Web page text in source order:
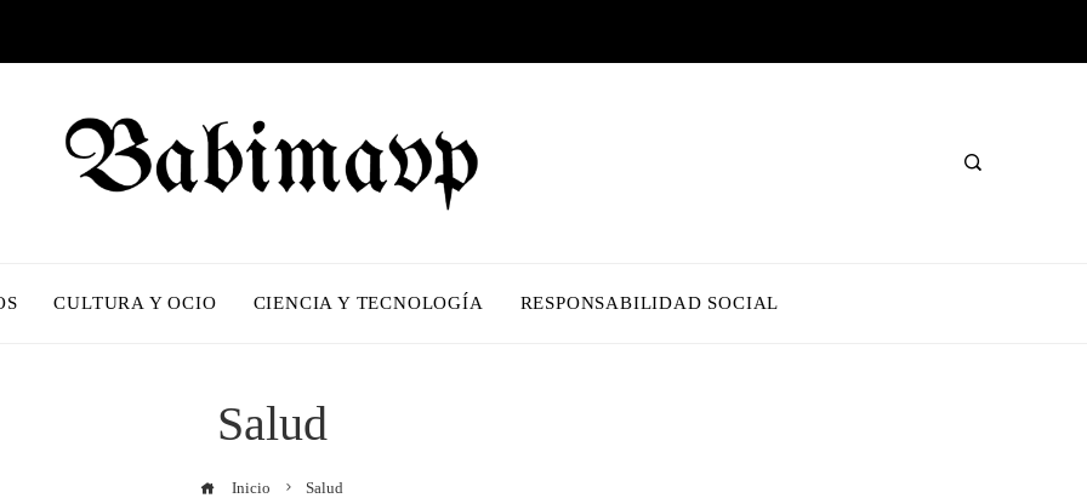
CULTURA Y OCIO CIENCIA Y TECNOLOGÍA RESPONSABILIDAD SOCIAL
Salud
Inicio Salud